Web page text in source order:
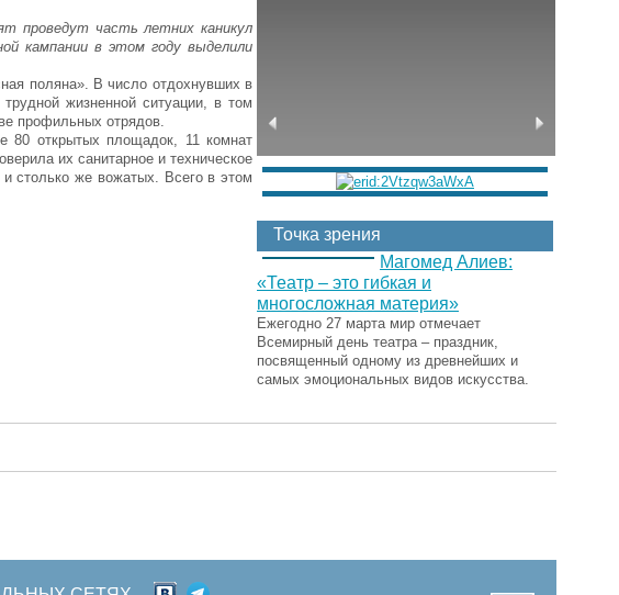
проведут часть летних каникул
кампании в этом году выделили
поляна». В число отдохнувших в
жизненной ситуации, в том
профильных отрядов.
80 открытых площадок, 11 комнат
их санитарное и техническое
и столько же вожатых. Всего в этом
Точка зрения
Магомед Алиев:
«Театр – это гибкая и
многосложная материя»
Ежегодно 27 марта мир отмечает
Всемирный день театра – праздник,
посвященный одному из древнейших и
самых эмоциональных видов искусства.